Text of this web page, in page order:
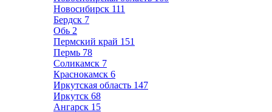
Новосибирск 111
Бердск 7
Обь 2
Пермский край 151
Пермь 78
Соликамск 7
Краснокамск 6
Иркутская область 147
Иркутск 68
Ангарск 15